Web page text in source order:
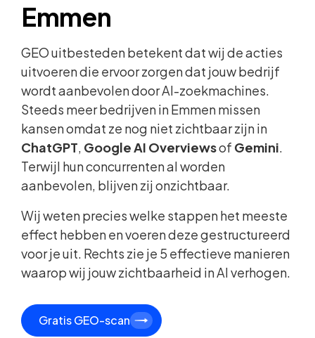
Emmen
GEO uitbesteden betekent dat wij de acties
uitvoeren die ervoor zorgen dat jouw bedrijf
wordt aanbevolen door AI-zoekmachines.
Steeds meer bedrijven in Emmen missen
kansen omdat ze nog niet zichtbaar zijn in
ChatGPT, Google AI Overviewsof Gemini.
Terwijl hun concurrenten al worden
aanbevolen, blijven zij onzichtbaar.
Wij weten precies welke stappen het meeste
effect hebben en voeren deze gestructureerd
voor je uit. Rechts zie je 5 effectieve manieren
waarop wij jouw zichtbaarheid in AI verhogen.
Gratis GEO-scan